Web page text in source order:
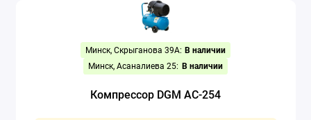
Минск, Скрыганова 39А: В наличии
Минск, Асаналиева 25: В наличии
Компрессор DGM AC-254